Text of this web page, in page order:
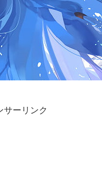
サーリンク